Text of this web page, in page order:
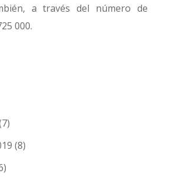
a través del número de
000.
(8)